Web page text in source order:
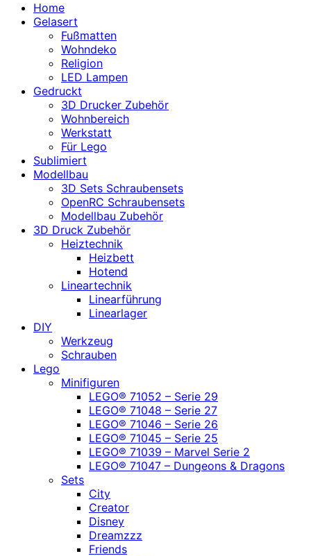
Home
Gelasert
Fußmatten
Wohndeko
Religion
LED Lampen
Gedruckt
3D Drucker Zubehör
Wohnbereich
Werkstatt
Für Lego
Sublimiert
Modellbau
3D Sets Schraubensets
OpenRC Schraubensets
Modellbau Zubehör
3D Druck Zubehör
Heiztechnik
Heizbett
Hotend
Lineartechnik
Linearführung
Linearlager
DIY
Werkzeug
Schrauben
Lego
Minifiguren
LEGO® 71052 – Serie 29
LEGO® 71048 – Serie 27
LEGO® 71046 – Serie 26
LEGO® 71045 – Serie 25
LEGO® 71039 – Marvel Serie 2
LEGO® 71047 – Dungeons & Dragons
Sets
City
Creator
Disney
Dreamzzz
Friends